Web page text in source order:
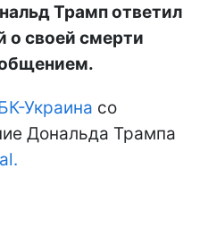
Трамп ответил
о своей смерти
Украина со
Дональда Трампа